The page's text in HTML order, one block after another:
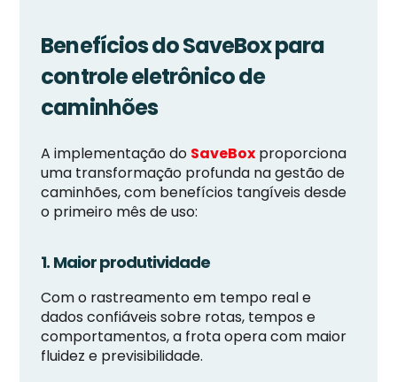
Benefícios do SaveBox para
controle eletrônico de
caminhões
A implementação do SaveBox proporciona
uma transformação profunda na gestão de
caminhões, com benefícios tangíveis desde
o primeiro mês de uso:
1. Maior produtividade
Com o rastreamento em tempo real e
dados confiáveis sobre rotas, tempos e
comportamentos, a frota opera com maior
fluidez e previsibilidade.